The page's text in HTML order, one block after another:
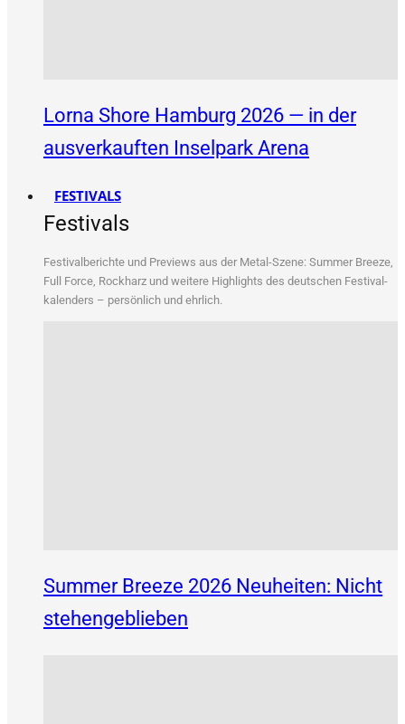
Lorna Shore Hamburg 2026 — in der
ausverkauften Inselpark Arena
FESTIVALS
Festivals
Fes­ti­val­be­rich­te und Pre­views aus der Metal-Sze­ne: Sum­mer Bree­ze,
Full Force, Rock­harz und wei­te­re High­lights des deut­schen Fes­ti­val­
ka­len­ders – per­sön­lich und ehrlich.
Summer Breeze 2026 Neuheiten: Nicht
stehengeblieben